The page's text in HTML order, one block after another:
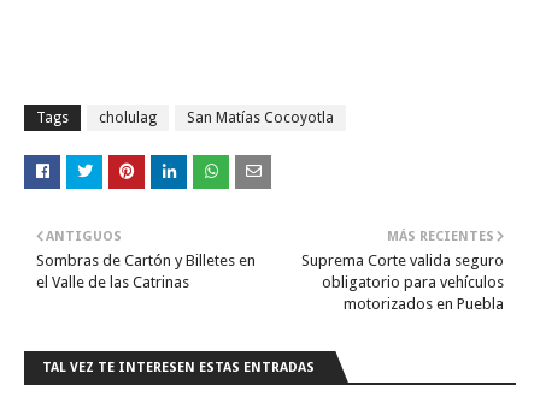
Tags cholulag San Matías Cocoyotla
MÁS RECIENTES
Suprema Corte valida seguro
obligatorio para vehículos
motorizados en Puebla
ANTIGUOS
Sombras de Cartón y Billetes en
el Valle de las Catrinas
TAL VEZ TE INTERESEN ESTAS ENTRADAS